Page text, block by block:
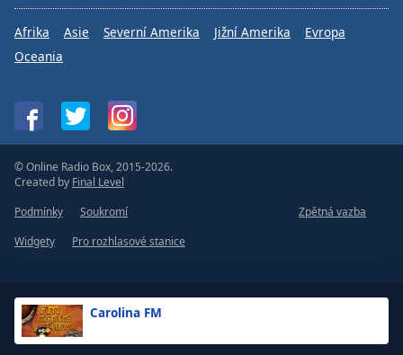
Carolina FM
Afrika Asie Severní Amerika Jižní Amerika
Evropa
Oceania
© Online Radio Box, 2015-2026.
Created by Final Level
Podmínky
Soukromí
Zpětná vazba
Widgety
Pro rozhlasové stanice